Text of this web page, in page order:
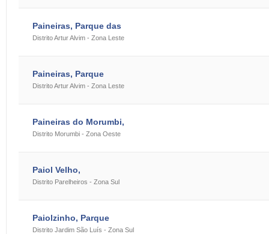
Paineiras, Parque das
Distrito Artur Alvim - Zona Leste
Paineiras, Parque
Distrito Artur Alvim - Zona Leste
Paineiras do Morumbi,
Distrito Morumbi - Zona Oeste
Paiol Velho,
Distrito Parelheiros - Zona Sul
Paiolzinho, Parque
Distrito Jardim São Luís - Zona Sul